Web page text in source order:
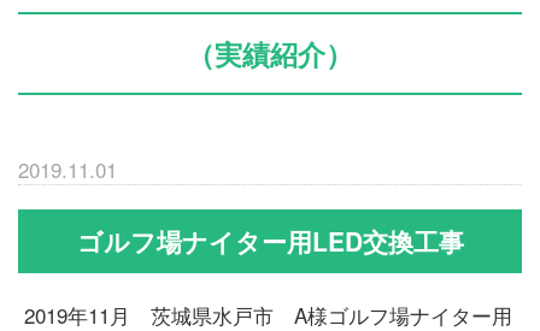
（実績紹介）
2019.11.01
ゴルフ場ナイター用LED交換工事
2019年11月 茨城県水戸市 A様ゴルフ場ナイター用